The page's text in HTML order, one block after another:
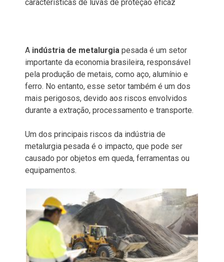
características de luvas de proteção eficaz
A indústria de metalurgia pesada é um setor
importante da economia brasileira, responsável
pela produção de metais, como aço, alumínio e
ferro. No entanto, esse setor também é um dos
mais perigosos, devido aos riscos envolvidos
durante a extração, processamento e transporte.
Um dos principais riscos da indústria de
metalurgia pesada é o impacto, que pode ser
causado por objetos em queda, ferramentas ou
equipamentos.